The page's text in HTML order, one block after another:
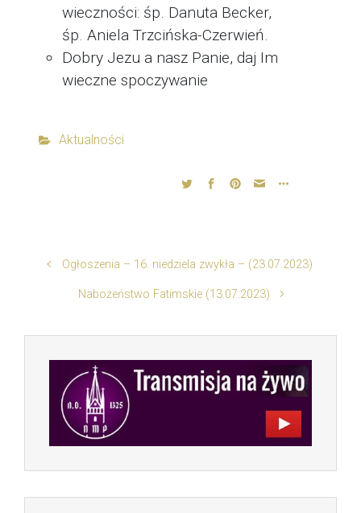
wieczności: śp. Danuta Becker,
śp. Aniela Trzcińska-Czerwień.
Dobry Jezu a nasz Panie, daj Im
wieczne spoczywanie
Aktualności
Ogłoszenia – 16. niedziela zwykła – (23.07.2023)
Nabożeństwo Fatimskie (13.07.2023)